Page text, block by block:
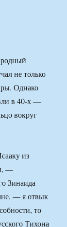
не только
Однако
в 40-х —
вокруг
из
—
Зинаида
— я отвык
то
Тихона